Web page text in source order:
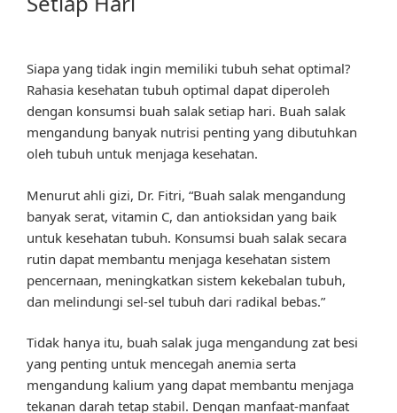
Siapa yang tidak ingin memiliki tubuh sehat optimal?
Rahasia kesehatan tubuh optimal dapat diperoleh
dengan konsumsi buah salak setiap hari. Buah salak
mengandung banyak nutrisi penting yang dibutuhkan
oleh tubuh untuk menjaga kesehatan.
Menurut ahli gizi, Dr. Fitri, “Buah salak mengandung
banyak serat, vitamin C, dan antioksidan yang baik
untuk kesehatan tubuh. Konsumsi buah salak secara
rutin dapat membantu menjaga kesehatan sistem
pencernaan, meningkatkan sistem kekebalan tubuh,
dan melindungi sel-sel tubuh dari radikal bebas.”
Tidak hanya itu, buah salak juga mengandung zat besi
yang penting untuk mencegah anemia serta
mengandung kalium yang dapat membantu menjaga
tekanan darah tetap stabil. Dengan manfaat-manfaat